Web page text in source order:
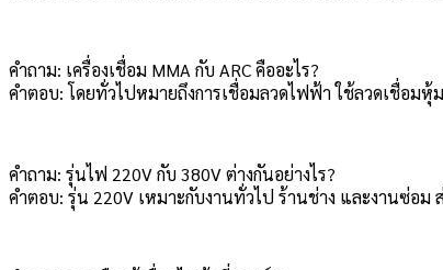
คำถาม: เครื่องเชื่อม MMA กับ ARC คืออะไร?
คำตอบ: โดยทั่วไปหมายถึงการเชื่อมลวดไฟฟ้า ใช้ลวดเชื่อม
คำถาม: รุ่นไฟ 220V กับ 380V ต่างกันอย่างไร?
คำตอบ: รุ่น 220V เหมาะกับงานทั่วไป ร้านช่าง และงานซ่อม